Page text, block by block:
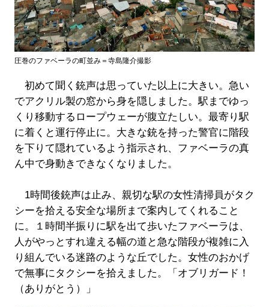
圧巻のファベーラの町並み＝寺島隆介撮影
初めて聞く銃声は思っていた以上に大きい。急い
でアクリル製の窓から身を隠しました。駅までゆっ
くり移動するロープウェーが腹立たしい。最寄り駅
に着くと運行停止に。大きな銃を持った警官に階段
を下りて隠れているよう指示され、ファベーラの真
ん中で身動きできなくなりました。
1時間後銃声は止み、親切な駅の女性清掃員がタク
シーを拾える安全な場所まで案内してくれること
に。１時間半振りに駅を出て歩いたファベーラは、
人がやっとすれ違える幅の道と急な階段が複雑に入
り組んでいる迷路のような丘でした。女性のおかげ
で無事にタクシーを拾えました。「オブリガード！
（ありがとう）」